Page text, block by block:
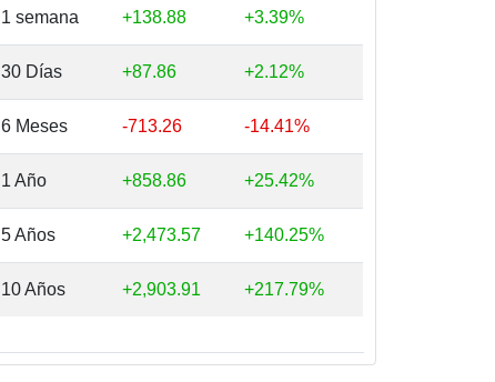
1 semana +138.88 +3.39%
30 Días +87.86 +2.12%
6 Meses -713.26 -14.41%
1 Año +858.86 +25.42%
5 Años +2,473.57 +140.25%
10 Años +2,903.91 +217.79%